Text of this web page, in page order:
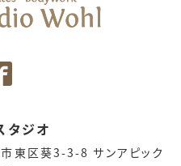
タジオ
区葵3-3-8 サンアピック